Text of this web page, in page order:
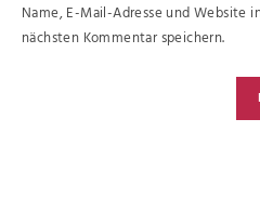
Name, E-Mail-Adresse und Website
nächsten Kommentar speichern.